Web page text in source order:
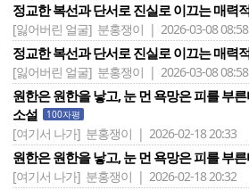
정교한 복선과 단서로 진실로 이끄는 매력
[잃어버린 얼굴] 분홍쟁이 | 2026-03-08 08:58
정교한 복선과 단서로 진실로 이끄는 매력
[잃어버린 얼굴] 분홍쟁이 | 2026-03-08 08:58
원한은 원한을 낳고, 눈 먼 욕망은 피를 부
소설
100자평
[여기서 나가] 분홍쟁이 | 2026-02-18 20:33
원한은 원한을 낳고, 눈 먼 욕망은 피를 부
[여기서 나가] 분홍쟁이 | 2026-02-18 20:32